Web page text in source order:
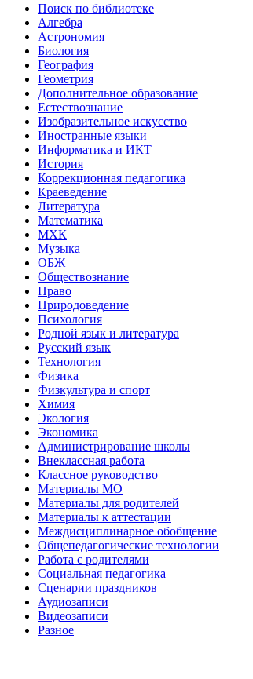
Поиск по библиотеке
Алгебра
Астрономия
Биология
География
Геометрия
Дополнительное образование
Естествознание
Изобразительное искусство
Иностранные языки
Информатика и ИКТ
История
Коррекционная педагогика
Краеведение
Литература
Математика
МХК
Музыка
ОБЖ
Обществознание
Право
Природоведение
Психология
Родной язык и литература
Русский язык
Технология
Физика
Физкультура и спорт
Химия
Экология
Экономика
Администрирование школы
Внеклассная работа
Классное руководство
Материалы МО
Материалы для родителей
Материалы к аттестации
Междисциплинарное обобщение
Общепедагогические технологии
Работа с родителями
Социальная педагогика
Сценарии праздников
Аудиозаписи
Видеозаписи
Разное